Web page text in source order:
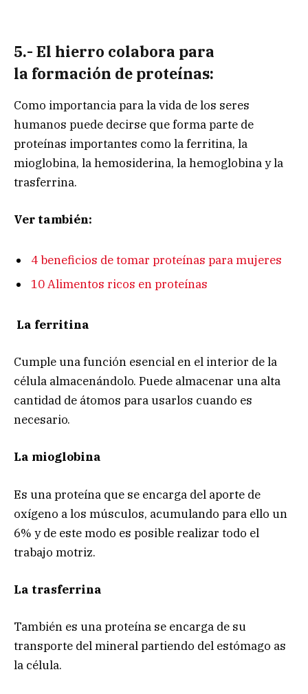
5.- El hierro colabora para
la formación de proteínas:
Como importancia para la vida de los seres
humanos puede decirse que forma parte de
proteínas importantes como la ferritina, la
mioglobina, la hemosiderina, la hemoglobina y la
trasferrina.
Ver también:
4 beneficios de tomar proteínas para mujeres
10 Alimentos ricos en proteínas
La ferritina
Cumple una función esencial en el interior de la
célula almacenándolo. Puede almacenar una alta
cantidad de átomos para usarlos cuando es
necesario.
La mioglobina
Es una proteína que se encarga del aporte de
oxígeno a los músculos, acumulando para ello un
6% y de este modo es posible realizar todo el
trabajo motriz.
La trasferrina
También es una proteína se encarga de su
transporte del mineral partiendo del estómago as
la célula.